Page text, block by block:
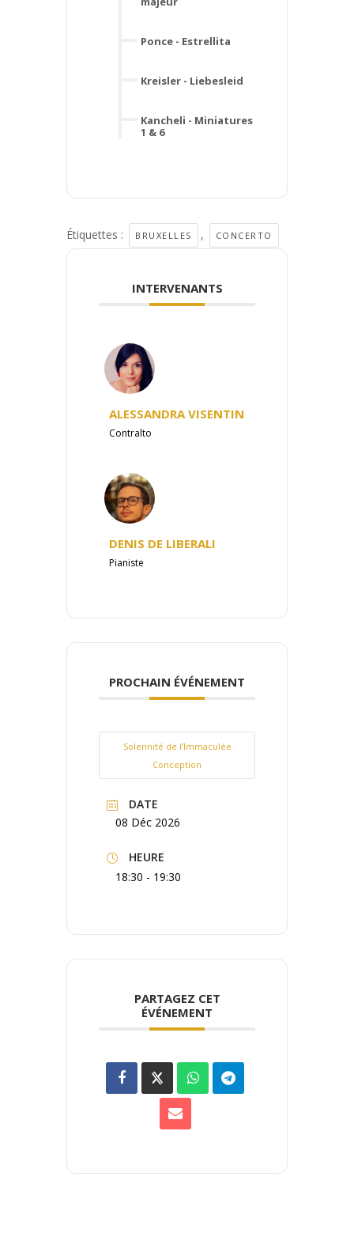
Ponce - Estrellita
Kreisler - Liebesleid
Kancheli - Miniatures
1 & 6
Étiquettes : BRUXELLES , CONCERTO
INTERVENANTS
ALESSANDRA VISENTIN
Contralto
DENIS DE LIBERALI
Pianiste
PROCHAIN ÉVÉNEMENT
Solennité de l’Immaculée
Conception
DATE
08 Déc 2026
HEURE
18:30 - 19:30
PARTAGEZ CET
ÉVÉNEMENT